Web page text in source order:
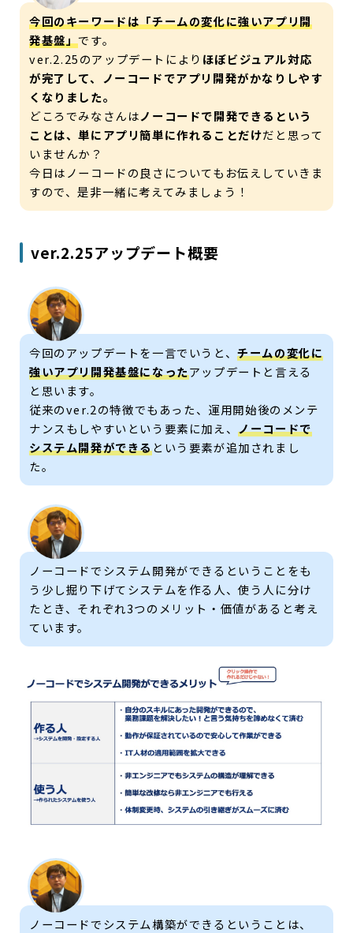
今回のキーワードは「チームの変化に強いアプリ開
発基盤」です。
ver.2.25のアップデートにより ほぼビジュアル対応
が完了して、ノーコードでアプリ開発がかなりしやす
くなりました。
どころでみなさんはノーコードで開発できるという
ことは、単にアプリ簡単に作れることだけだと思って
いませんか？
今日はノーコードの良さについてもお伝えしていきま
すので、是非一緒に考えてみましょう！
ver.2.25アップデート概要
今回のアップデートを一言でいうと、チームの変化に
強いアプリ開発基盤になったアップデートと言える
と思います。
従来のver.2の特徴でもあった、運用開始後のメンテ
ナンスもしやすいという要素に加え、ノーコードで
システム開発ができるという要素が追加されまし
た。
ノーコードでシステム開発ができるということをも
う少し掘り下げてシステムを作る人、使う人に分け
たとき、それぞれ3つのメリット・価値があると考え
ています。
ノーコードでシステム構築ができるということは、